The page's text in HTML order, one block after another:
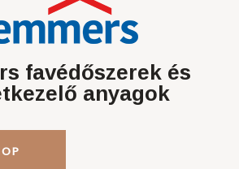
favédőszerek és
anyagok